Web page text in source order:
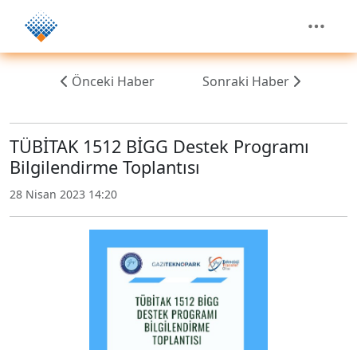
Önceki Haber Sonraki Haber
TÜBİTAK 1512 BİGG Destek Programı
Bilgilendirme Toplantısı
28 Nisan 2023 14:20